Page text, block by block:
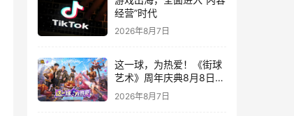
经营”时代
2026年8月7日
这一球，为热爱！《街球
艺术》周年庆典8月8日正
式上线，多重福利与全新
内容同步开启
2026年8月7日